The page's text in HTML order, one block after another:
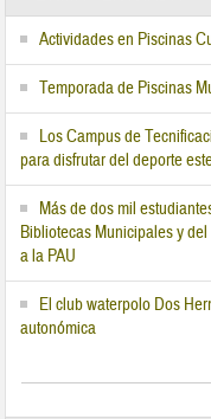
Actividades en Piscinas
Temporada de Piscinas
Los Campus de
para disfrutar del deporte
Más de dos mil
Bibliotecas Municipales y
a la PAU
El club waterpolo Dos
autonómica